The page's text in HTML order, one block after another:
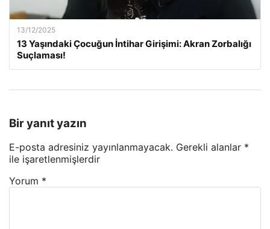
13/12/2025
13 Yaşındaki Çocuğun İntihar Girişimi: Akran Zorbalığı
Suçlaması!
Bir yanıt yazın
E-posta adresiniz yayınlanmayacak. Gerekli alanlar *
ile işaretlenmişlerdir
Yorum *